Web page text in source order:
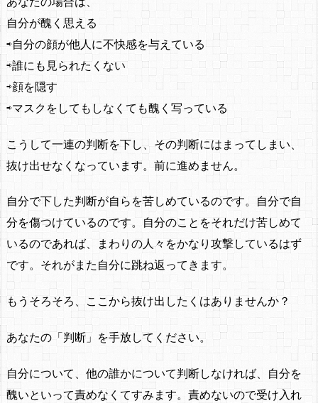
自分が醜く思える
⇨自分の顔が他人に不快感を与えている
⇨誰にも見られたくない
⇨顔を隠す
⇨マスクをしてもしなくても醜く写っている
こうして一連の判断を下し、その判断にはまってしまい、
抜け出せなくなっています。前に進めません。
自分で下した判断が自らを苦しめているのです。自分で自
分を傷つけているのです。自分のことをそれだけ苦しめて
いるのであれば、まわりの人々をかなり攻撃しているはず
です。それがまた自分に跳ね返ってきます。
もうそろそろ、ここから抜け出したくはありませんか？
あなたの「判断」を手放してください。
自分について、他の誰かについて判断しなければ、自分を
醜いといって責めなくてすみます。責めないので受け入れ